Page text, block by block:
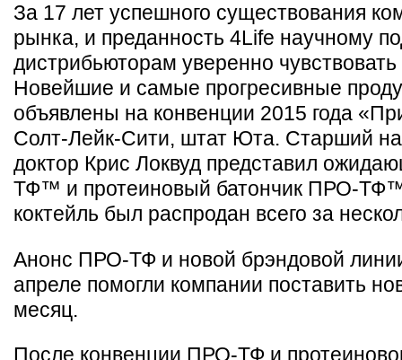
За 17 лет успешного существования
рынка, и преданность 4Life научному
дистрибьюторам уверенно
Новейшие и самые прогресивные
объявлены на конвенции 2015 года
Солт-Лейк-Сити, штат Юта. Старший
доктор Крис Локвуд представил
ТФ™ и протеиновый батончик ПРО-
коктейль был распродан всего за
Анонс ПРО-ТФ и новой брэндовой
апреле помогли компании поставить
месяц.
После конвенции ПРО-ТФ и